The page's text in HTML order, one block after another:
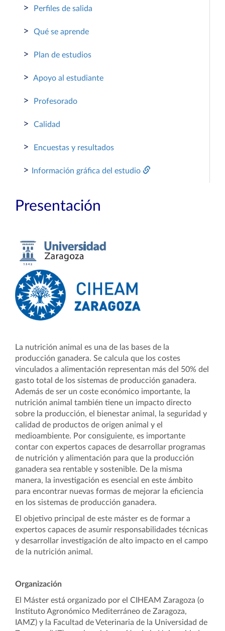
> Perfiles de salida
> Qué se aprende
> Plan de estudios
> Apoyo al estudiante
> Profesorado
> Calidad
> Encuestas y resultados
> Información gráfica del estudio
Presentación
La nutrición animal es una de las bases de la
producción ganadera. Se calcula que los costes
vinculados a alimentación representan más del 50% del
gasto total de los sistemas de producción ganadera.
Además de ser un coste económico importante, la
nutrición animal también tiene un impacto directo
sobre la producción, el bienestar animal, la seguridad y
calidad de productos de origen animal y el
medioambiente. Por consiguiente, es importante
contar con expertos capaces de desarrollar programas
de nutrición y alimentación para que la producción
ganadera sea rentable y sostenible. De la misma
manera, la investigación es esencial en este ámbito
para encontrar nuevas formas de mejorar la eficiencia
en los sistemas de producción ganadera.
El objetivo principal de este máster es de formar a
expertos capaces de asumir responsabilidades técnicas
y desarrollar investigación de alto impacto en el campo
de la nutrición animal.
Organización
El Máster está organizado por el CIHEAM Zaragoza (o
Instituto Agronómico Mediterráneo de Zaragoza,
IAMZ) y la Facultad de Veterinaria de la Universidad de